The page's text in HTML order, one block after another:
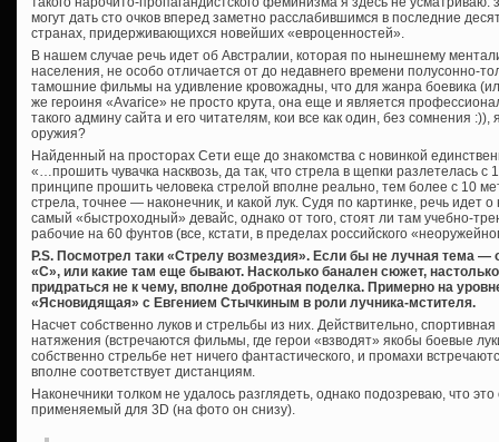
могут дать сто очков вперед заметно расслабившимся в последние
странах, придерживающихся новейших «евроценностей».
В нашем случае речь идет об Австралии, которая по нынешнему
населения, не особо отличается от до недавнего времени полусонно-
тамошние фильмы на удивление кровожадны, что для жанра боевика
же героиня «Avarice» не просто крута, она еще и является
такого админу сайта и его читателям, кои все как один, без сомнения
оружия?
Найденный на просторах Сети еще до знакомства с новинкой
«…прошить чувачка насквозь, да так, что стрела в щепки разлетелась
принципе прошить человека стрелой вполне реально, тем более с 10
стрела, точнее — наконечник, и какой лук. Судя по картинке, речь идет
самый «быстроходный» девайс, однако от того, стоят ли там учебно-
рабочие на 60 фунтов (все, кстати, в пределах российского
P.S. Посмотрел таки «Стрелу возмездия». Если бы не лучная тема —
«С», или какие там еще бывают. Насколько банален сюжет,
придраться не к чему, вполне добротная поделка. Примерно на
«Ясновидящая» с Евгением Стычкиным в роли лучника-мстителя.
Насчет собственно луков и стрельбы из них. Действительно,
натяжения (встречаются фильмы, где герои «взводят» якобы боевые
собственно стрельбе нет ничего фантастического, и промахи
вполне соответствует дистанциям.
Наконечники толком не удалось разглядеть, однако подозреваю, что
применяемый для 3D (на фото он снизу).